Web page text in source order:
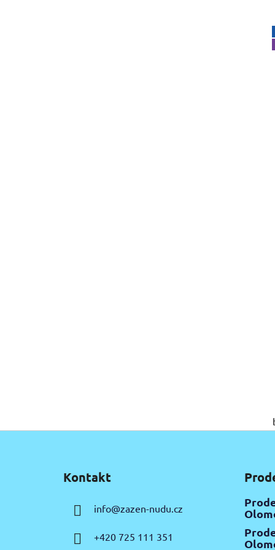
Kontakt
info@zazen-nudu.cz
+420 725 111 351